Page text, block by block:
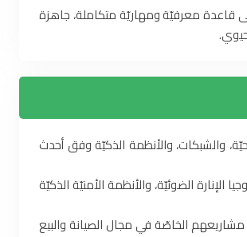
قاعدة معرفيّة ومهاريّة متكاملة، جاهزة
والشبكات، والأنظمة الذكيّة وفق أحدث
الإنارة الضوئيّة، والأنظمة الأمنيّة الذكيّة
الخاصّة في مجال الصيانة والبيع